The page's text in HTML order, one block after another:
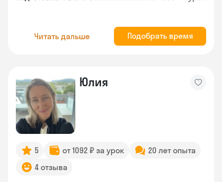
Читать дальше Подобрать время
Юлия
5 от 1092 ₽ за урок
20 лет опыта
4 отзыва